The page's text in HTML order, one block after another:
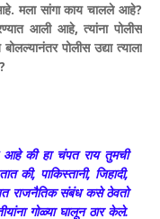
मला सांगा काय चालले आहे?
आली आहे, त्यांना पोलीस
पोलीस उद्या त्याला
आहे की हा चंपत राय तुमची
की, पाकिस्तानी, जिहादी,
राजनैतिक संबंध कसे ठेवतो
गोळ्या घालून ठार केले.